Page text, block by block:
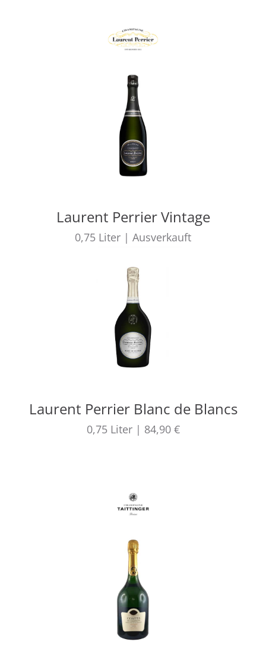
Laurent Perrier Vintage
0,75 Liter | Ausverkauft
Laurent Perrier Blanc de Blancs
0,75 Liter | 84,90 €